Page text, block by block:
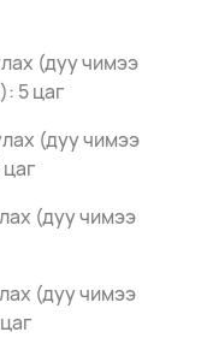
(дуу чимээ
5 цаг
(дуу чимээ
(дуу чимээ
(дуу чимээ